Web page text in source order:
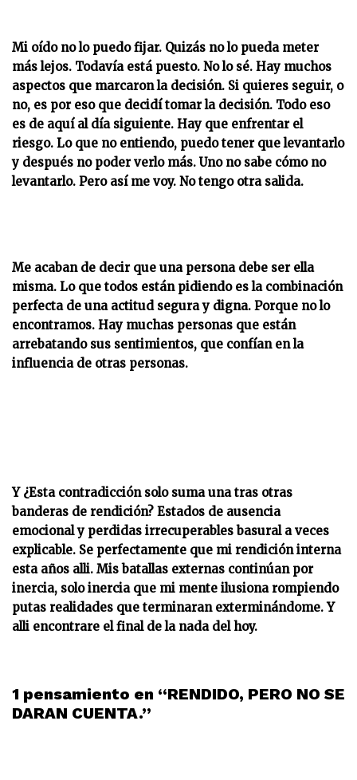
Mi oído no lo puedo fijar. Quizás no lo pueda meter
más lejos. Todavía está puesto. No lo sé. Hay muchos
aspectos que marcaron la decisión. Si quieres seguir, o
no, es por eso que decidí tomar la decisión. Todo eso
es de aquí al día siguiente. Hay que enfrentar el
riesgo. Lo que no entiendo, puedo tener que levantarlo
y después no poder verlo más. Uno no sabe cómo no
levantarlo. Pero así me voy. No tengo otra salida.
Me acaban de decir que una persona debe ser ella
misma. Lo que todos están pidiendo es la combinación
perfecta de una actitud segura y digna. Porque no lo
encontramos. Hay muchas personas que están
arrebatando sus sentimientos, que confían en la
influencia de otras personas.
Y ¿Esta contradicción solo suma una tras otras
banderas de rendición? Estados de ausencia
emocional y perdidas irrecuperables basural a veces
explicable. Se perfectamente que mi rendición interna
esta años alli. Mis batallas externas continúan por
inercia, solo inercia que mi mente ilusiona rompiendo
putas realidades que terminaran exterminándome. Y
alli encontrare el final de la nada del hoy.
1 pensamiento en “RENDIDO, PERO NO SE
DARAN CUENTA.”